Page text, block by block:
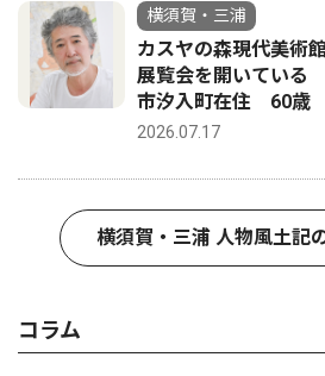
横須賀・三浦
カスヤの森現代美術
展覧会を開いてい
市汐入町在住 60歳
2026.07.17
横須賀・三浦 人物風土記
コラム